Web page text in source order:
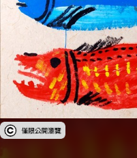
受著作權法保護-僅限於